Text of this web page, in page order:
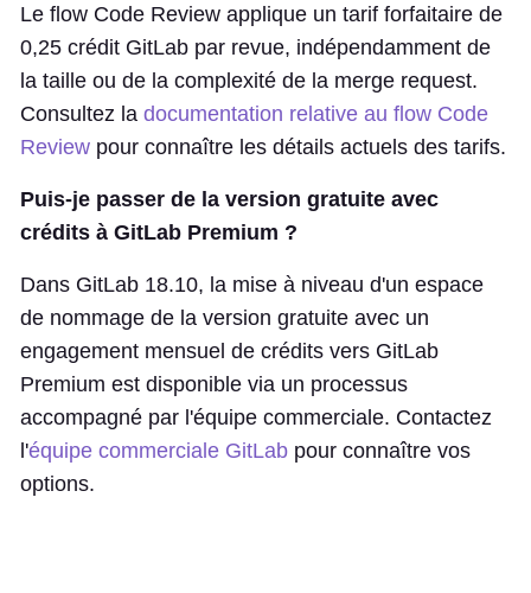
Le flow Code Review applique un tarif forfaitaire de
0,25 crédit GitLab par revue, indépendamment de
la taille ou de la complexité de la merge request.
Consultez la documentation relative au flow Code
Review pour connaître les détails actuels des tarifs.
Puis-je passer de la version gratuite avec
crédits à GitLab Premium ?
Dans GitLab 18.10, la mise à niveau d'un espace
de nommage de la version gratuite avec un
engagement mensuel de crédits vers GitLab
Premium est disponible via un processus
accompagné par l'équipe commerciale. Contactez
l'équipe commerciale GitLab pour connaître vos
options.